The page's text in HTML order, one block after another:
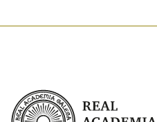
Real Academia Galega